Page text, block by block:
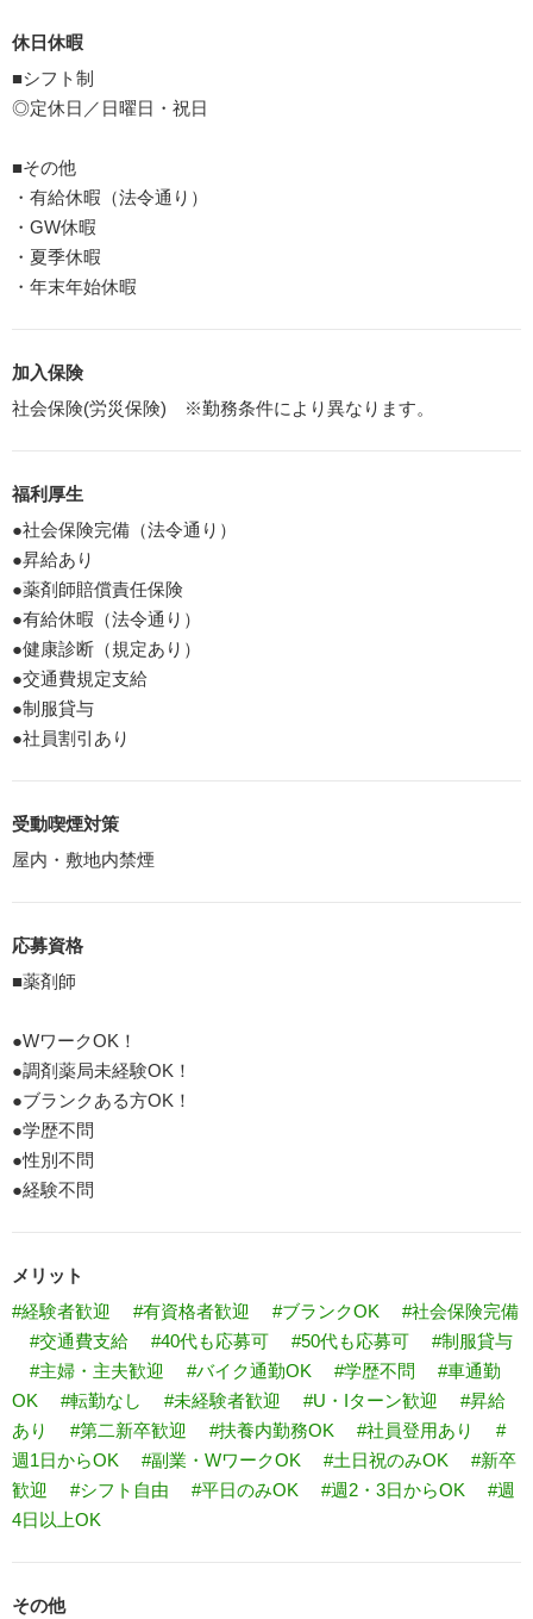
休日休暇
■シフト制
◎定休日／日曜日・祝日
■その他
・有給休暇（法令通り）
・GW休暇
・夏季休暇
・年末年始休暇
加入保険
社会保険(労災保険) ※勤務条件により異なります。
福利厚生
●社会保険完備（法令通り）
●昇給あり
●薬剤師賠償責任保険
●有給休暇（法令通り）
●健康診断（規定あり）
●交通費規定支給
●制服貸与
●社員割引あり
受動喫煙対策
屋内・敷地内禁煙
応募資格
■薬剤師
●WワークOK！
●調剤薬局未経験OK！
●ブランクある方OK！
●学歴不問
●性別不問
●経験不問
メリット
#経験者歓迎
#有資格者歓迎 #ブランクOK
#社会保険完備
#交通費支給
#40代も応募可 #50代も応募可
#制服貸与
#主婦・主夫歓迎
#バイク通勤OK #学歴不問
#車通勤
OK
#転勤なし #未経験者歓迎 #U・Iターン歓迎
#昇給
あり
#第二新卒歓迎 #扶養内勤務OK #社員登用あり
#
週1日からOK
#副業・WワークOK #土日祝のみOK
#新卒
歓迎
#シフト自由 #平日のみOK #週2・3日からOK
#週
4日以上OK
その他